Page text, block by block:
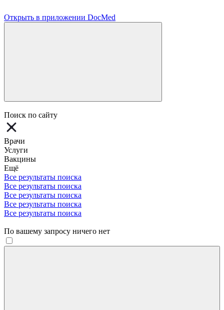
Открыть в приложении DocMed
Поиск по сайту
Врачи
Услуги
Вакцины
Ещё
Все результаты поиска
Все результаты поиска
Все результаты поиска
Все результаты поиска
Все результаты поиска
По вашему запросу ничего нет